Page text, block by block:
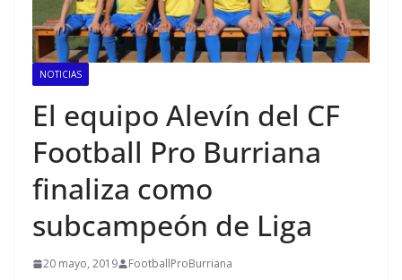
NOTICIAS
El equipo Alevín del CF
Football Pro Burriana
finaliza como
subcampeón de Liga
20 mayo, 2019 FootballProBurriana